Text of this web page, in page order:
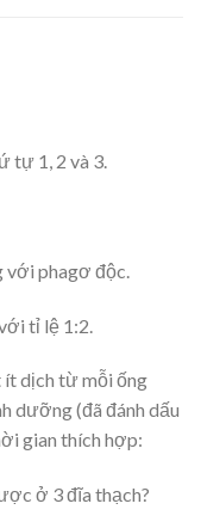
tự 1, 2 và 3.
phagơ độc.
tỉ lệ 1:2.
ít dịch từ mỗi ống
dưỡng (đã đánh dấu
gian thích hợp:
ở 3 đĩa thạch?